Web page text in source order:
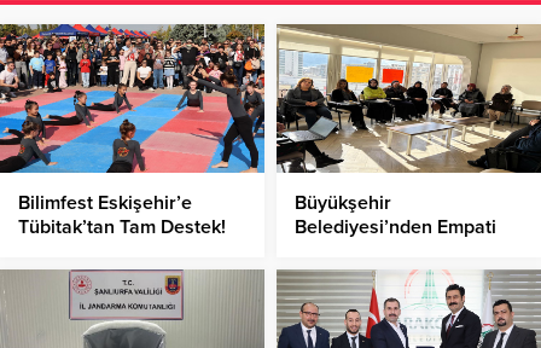
Bilimfest Eskişehir’e
Tübitak’tan Tam Destek!
Büyükşehir
Belediyesi’nden Empati